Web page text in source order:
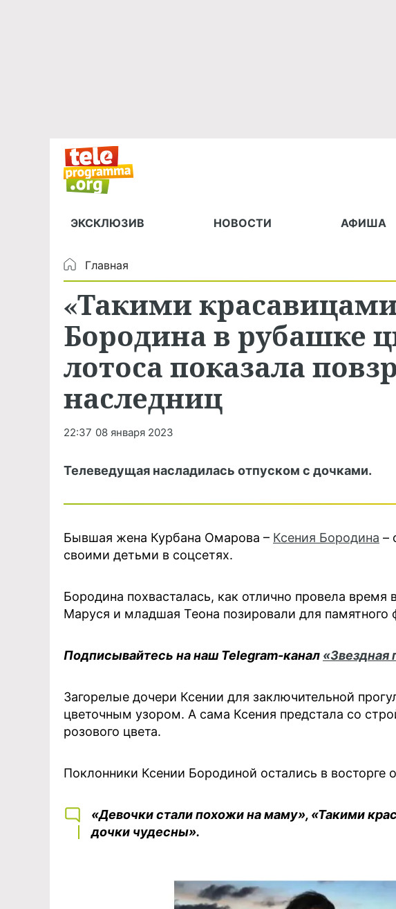
ЭКСКЛЮЗИВ НОВОСТИ АФИША
Главная
«Такими
Бородина в рубашке
лотоса показала
наследниц
22:37 08 января 2023
Телеведущая насладилась отпуском с дочками.
Бывшая жена Курбана Омарова – Ксения Бородина –
своими детьми в соцсетях.
Бородина похвасталась, как отлично провела
Маруся и младшая Теона позировали для памятного
Подписывайтесь на наш Telegram-канал «Звездная
Загорелые дочери Ксении для заключительной
цветочным узором. А сама Ксения предстала со
розового цвета.
Поклонники Ксении Бородиной остались в восторге
«Девочки стали похожи на маму», «Такими
дочки чудесны».